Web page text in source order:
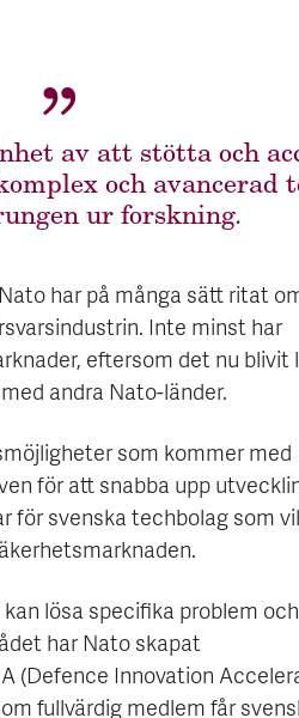
av att stötta och
och avancerad
ur forskning.
har på många sätt ritat
Inte minst har
eftersom det nu blivit
andra Nato-länder.
som kommer med
för att snabba upp
för svenska techbolag som
lösa specifika problem och
har Nato skapat
(Defence Innovation
fullvärdig medlem får